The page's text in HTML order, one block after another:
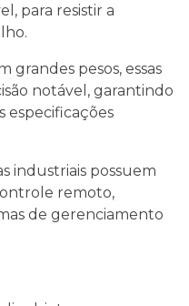
para resistir a
grandes pesos, essas
notável, garantindo
especificações
industriais possuem
remoto,
de gerenciamento